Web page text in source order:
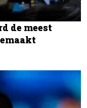
de meest